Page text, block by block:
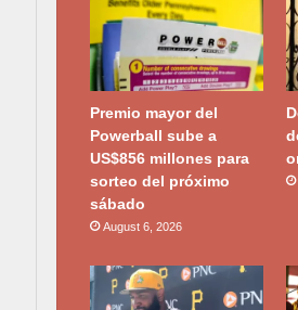
Premio mayor del
Powerball sube a
US$856 millones para
sorteo del próximo
sábado
August 6, 2026